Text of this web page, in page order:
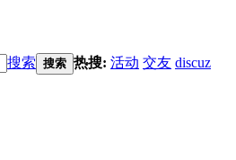
搜索 搜索 热搜: 活动 交友 discuz